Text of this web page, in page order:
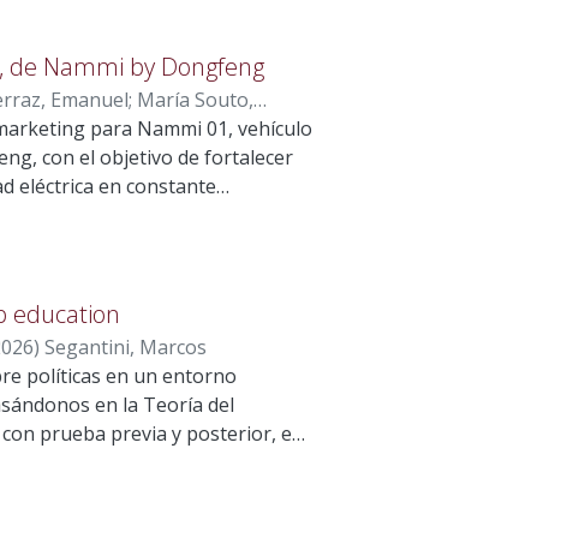
Nammi by Dongfeng
Emanuel; María Souto,
Gonzalo
para Nammi 01, vehículo
con el objetivo de fortalecer
eléctrica en constante
fueron eléctricos,
a través de un portón
importante potencial de
53 % del mercado, mientras
que, pese a contar con atributos
Nammi 01 no logra traducir
marca. La investigación de
factores de decisión, mientras
nivel de conocimiento de la
Para revertir esta situación,
a transmitir cercanía,
education
) Segantini, Marcos
políticas en un entorno
en la Teoría del
prueba previa y posterior, en
privada más grande de
habían beneficiado con éxito de